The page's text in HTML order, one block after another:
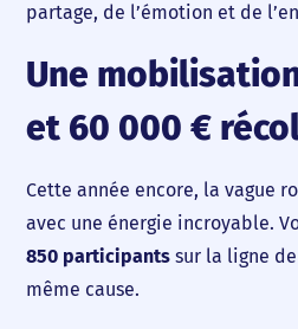
Nos agences
Nos actualités
Nos offres d’emploi
Contact
partage, de l’émotion et de
Une
et 60 000 €
Cette année encore, la vague
avec une énergie incroyable.
850 participants sur la ligne
même cause.